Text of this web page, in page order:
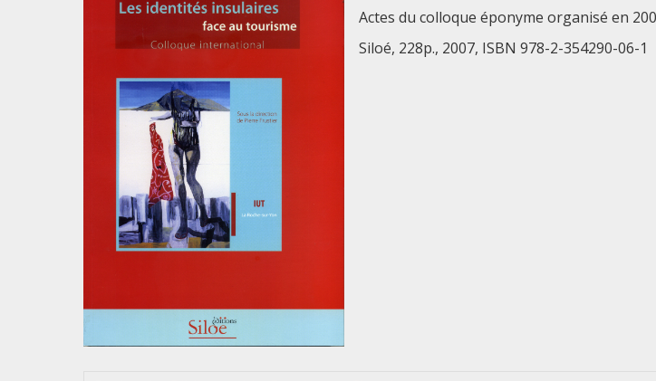
Actes du colloque éponyme organisé en
Siloé, 228p., 2007, ISBN 978-2-354290-06-1